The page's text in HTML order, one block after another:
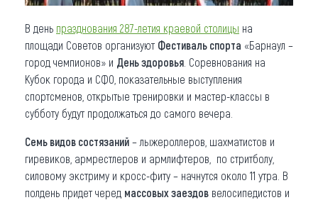
В день празднования 287-летия краевой столицы на
площади Советов организуют Фестиваль спорта «Барнаул –
город чемпионов» и День здоровья . Соревнования на
Кубок города и СФО, показательные выступления
спортсменов, открытые тренировки и мастер-классы в
субботу будут продолжаться до самого вечера.
Семь видов состязаний – лыжероллеров, шахматистов и
гиревиков, армрестлеров и армлифтеров, по стритболу,
силовому экстриму и кросс-фиту – начнутся около 11 утра. В
полдень придет черед массовых заездов велосипедистов и